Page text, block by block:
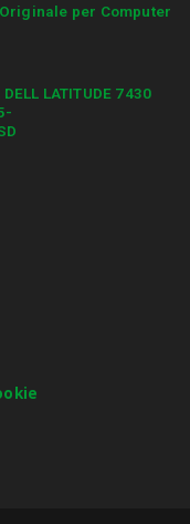
per Computer
LATITUDE 7430